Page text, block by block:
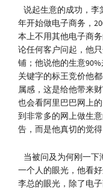
说起生意的成功，李
年开始做电子商务，
本上不用其他电子商
论任何客户问起，他
铺；他说他的生意
关键字的标王竞价他
属感，这是给他带来
也会看阿里巴巴网上
到非常多的网上做生
告，而是他真切的觉
当被问及为何刚一下
一个人的眼光，他看
李总的眼光，除了电